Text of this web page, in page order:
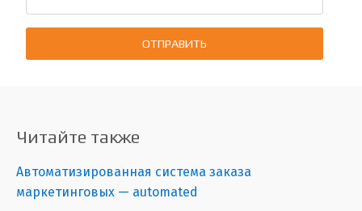
ОТПРАВИТЬ
Читайте также
Автоматизированная система заказа
маркетинговых — automated